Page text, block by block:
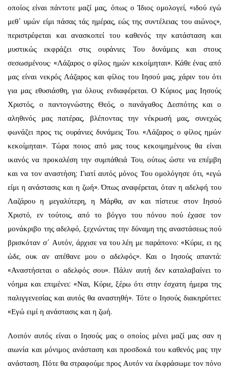
οποίος είναι πάντοτε μαζί μας, όπως ο Ίδιος ομολογεί, «ιδού εγώ
μεθ΄ υμών είμι πάσας τάς ημέρας, εώς της συντέλειας του αιώνος»,
περιστρέφεται και ανασκοπεί του καθενός την κατά­σταση και
μυστικώς εκφράζει στις ουράνιες Του δυνάμεις και στους
σεσωσμένους· «Λάζαρος ο φίλος ημών κεκοίμηται». Κάθε ένας από
μας είναι νεκρός Λάζαρος και φίλος του Ιησού μας, χάριν του ότι
για μας εθυσιάσθη, για όλους ενδιαφέρεται. Ο Κύριος μας Ιησούς
Χριστός, ο παντογνώστης Θεός, ο πανάγαθος Δεσπότης και ο
αληθινός μας πατέρας, βλέποντας την νέκρωσή μας, συνεχώς
φωνάζει προς τις ουράνιες δυνάμεις Του. «Λάζαρος ο φίλος ημών
κεκοίμηται». Τώρα ποιος από μας τους κεκοιμημένους θα είναι
ικανός να προκαλέση την συμπάθειά Του, ούτως ώστε να επέμβη
και να τον αναστήση; Γιατί αυτός μόνος Του ομολόγησε ότι, «εγώ
είμι η ανάστασις και η ζωή». Όπως αναφέρεται, όταν η αδελφή του
Λαζάρου η μεγαλύτερη, η Μάρθα, αν και πίστευε στον Ιησού
Χριστό, εν τούτοις, από το βόγγο του πόνου πού έχασε τον
μονάκριβο της αδελφό, ξεχνώντας την δύναμη της αναστάσεως πού
βρισκόταν σ΄ Αυτόν, άρχισε να του λέη με παράπονο: «Κύριε, ει ης
ώδε, ουκ αν απέθανε μου ο αδελφός». Και ο Ιησούς απαντά:
«Αναστήσεται ο αδελφός σου». Πάλιν αυτή δεν καταλαβαίνει το
νόημα και επιμένει: «Ναι, Κύριε, ξέρω ότι στην έσχατη ήμερα της
παλιγγενεσίας και αυτός θα αναστηθή». Τότε ο Ιησούς διακηρύττει:
«Εγώ ειμί η ανάστασις και η ζωή.
Λοιπόν αυτός είναι ο Ιησούς μας ο οποίος μένει μαζί μας σαν η
αιωνία και μόνιμος ανάσταση και προσδοκά του καθενός μας την
ανάσταση. Πότε θα στραφούμε προς Αυτόν να έκφράσωμε τον πόνο